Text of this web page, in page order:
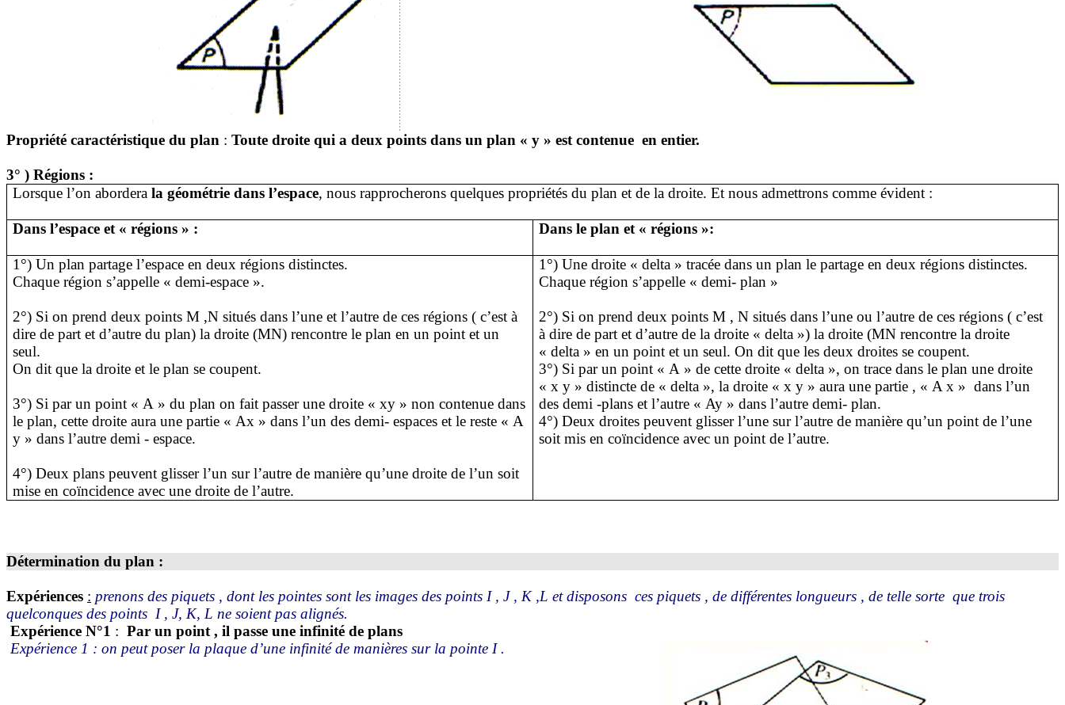
Propriété caractéristique du plan : Toute droite qui a deux points dans un plan « y » est contenue en entier.
3° ) Régions :
Lorsque l’on aborderala géométrie dans l’espace, nous rapprocherons quelques propriétés du plan et de la droite. Et nous admettrons comme évident :
Dans l’espace et « régions » : Dans le plan et « régions »:
1°) Un plan partage l’espace en deux régions distinctes.
Chaque région s’appelle « demi-espace ».
2°) Si on prend deux pointsM ,N situés dans l’une et l’autre de ces régions ( c’est à
dire de part et d’autre du plan) la droite (MN) rencontre le plan en un point et un
seul.
On dit que la droite et le plan se coupent.
3°) Si par un point « A » du plan on fait passer une droite «xy » non contenue dans
le plan, cette droite aura une partie « Ax » dans l’un des demi- espaces et le reste « A
y » dans l’autre demi - espace.
4°) Deux plans peuvent glisser l’un sur l’autre de manière qu’une droite de l’un soit
mise en coïncidence avec une droite de l’autre.
1°)Une droite « delta » tracée dans un plan le partage en deux régions distinctes.
Chaque région s’appelle « demi- plan »
2°) Si on prend deux pointsM , N situés dans l’une ou l’autre de ces régions ( c’est
à dire de part et d’autre de la droite « delta ») la droite (MN rencontre la droite
« delta » en un point et un seul. On dit que les deux droites se coupent.
3°) Si par un point « A » de cette droite « delta », on trace dans le plan une droite
« x y » distincte de « delta », la droite « x y » aura une partie , « A x » dans l’un
des demi -plans et l’autre « Ay » dans l’autre demi- plan.
4°) Deux droites peuvent glisser l’une sur l’autre de manière qu’un point de l’une
soit mis en coïncidence avec un point de l’autre.
Détermination du plan :
Expériences : prenons des piquets , dont les pointes sont les images des points I , J , K ,L et disposons ces piquets , de différentes longueurs , de telle sorte que trois
quelconques des points I , J, K, L ne soient pas alignés.
Expérience N°1 : Parun point , il passe une infinité de plans
Expérience 1 : on peut poser la plaque d’une infinité de manières sur la pointe I .